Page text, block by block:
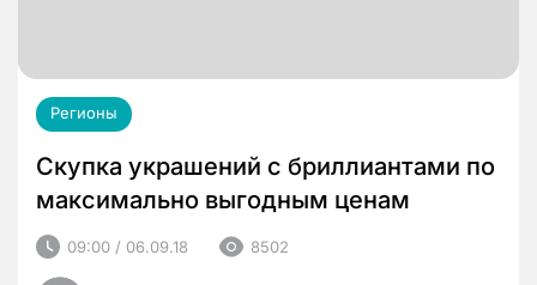
Регионы
Скупка украшений с бриллиантами по
максимально выгодным ценам
09:00 / 06.09.18 8502